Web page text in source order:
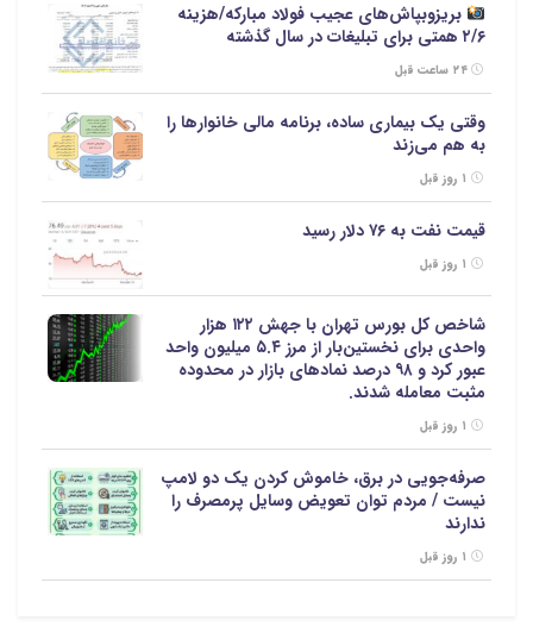
بریزوبپاش‌های عجیب فولاد مبارکه/هزینه
۲/۶ همتی برای تبلیغات در سال گذشته
وقتی یک بیماری ساده، برنامه مالی خانوارها را
به هم می‌زند
قیمت نفت به ۷۶ دلار رسید
شاخص کل بورس تهران با جهش ۱۲۲ هزار
واحدی برای نخستین‌بار از مرز ۵.۴ میلیون واحد
عبور کرد و ۹۸ درصد نمادهای بازار در محدوده
مثبت معامله شدند.
صرفه‌جویی در برق، خاموش کردن یک دو لامپ
نیست / مردم توان تعویض وسایل پرمصرف را
ندارند